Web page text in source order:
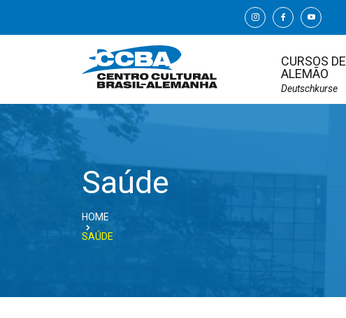
CURSOS DE
ALEMÃO
Deutschkurse
Saúde
HOME
SAÚDE